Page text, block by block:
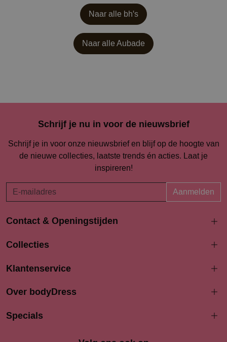
Naar alle bh's
Naar alleAubade
Schrijf je nu in voor de nieuwsbrief
Schrijf je in voor onze nieuwsbrief en blijf op de hoogte van
de nieuwe collecties, laatste trends én acties. Laat je
inspireren!
Aanmelden
Contact & Openingstijden
Langestraat 94-96
033 4690704
Openingstijden
Maandag 13:00 - 17:30
Collecties
Klantenservice
Over bodyDress
Specials